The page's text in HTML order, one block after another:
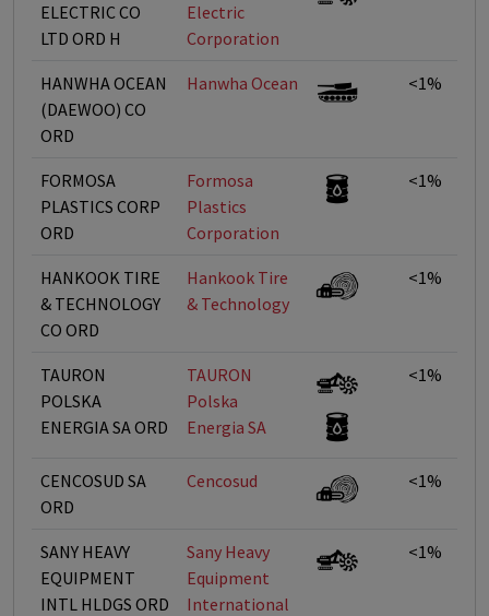
ELECTRIC CO
LTD ORD H
Electric
Corporation
HANWHA OCEAN
(DAEWOO) CO
ORD
Hanwha Ocean <1%
FORMOSA
PLASTICS CORP
ORD
Formosa
Plastics
Corporation
<1%
HANKOOK TIRE
& TECHNOLOGY
CO ORD
Hankook Tire
& Technology
<1%
TAURON
POLSKA
ENERGIA SA ORD
TAURON
Polska
Energia SA
<1%
CENCOSUD SA
ORD
Cencosud <1%
SANY HEAVY
EQUIPMENT
INTL HLDGS ORD
Sany Heavy
Equipment
International
<1%